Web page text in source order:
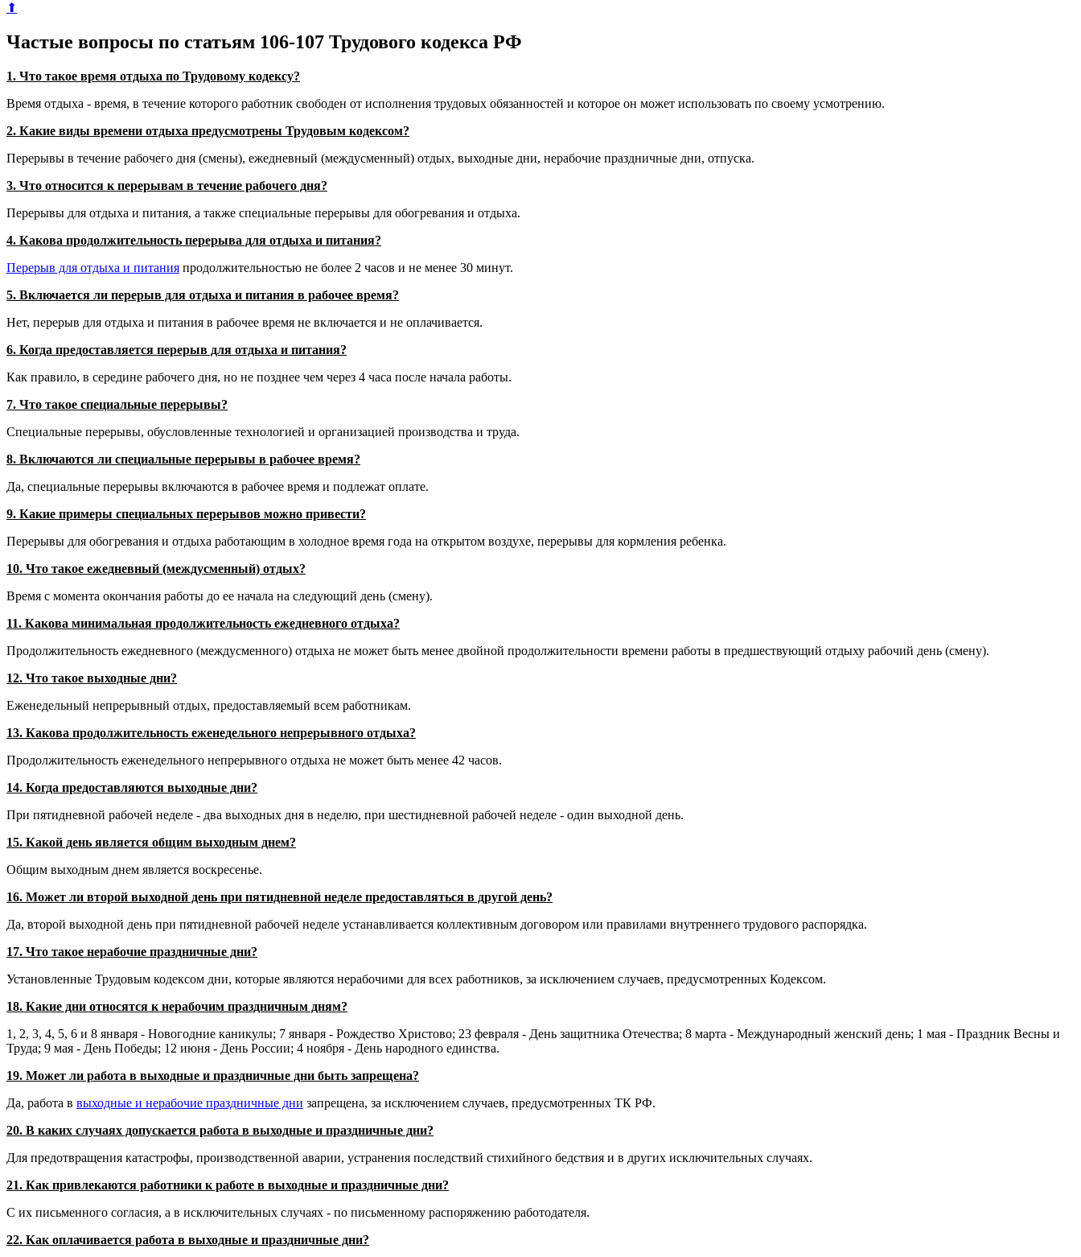
⬆
Частые вопросы по статьям 106-107 Трудового кодекса РФ
1. Что такое время отдыха по Трудовому кодексу?
Время отдыха - время, в течение которого работник свободен от исполнения трудовых обязанностей и которое он может использовать по своему усмотрению.
2. Какие виды времени отдыха предусмотрены Трудовым кодексом?
Перерывы в течение рабочего дня (смены), ежедневный (междусменный) отдых, выходные дни, нерабочие праздничные дни, отпуска.
3. Что относится к перерывам в течение рабочего дня?
Перерывы для отдыха и питания, а также специальные перерывы для обогревания и отдыха.
4. Какова продолжительность перерыва для отдыха и питания?
Перерыв для отдыха и питания продолжительностью не более 2 часов и не менее 30 минут.
5. Включается ли перерыв для отдыха и питания в рабочее время?
Нет, перерыв для отдыха и питания в рабочее время не включается и не оплачивается.
6. Когда предоставляется перерыв для отдыха и питания?
Как правило, в середине рабочего дня, но не позднее чем через 4 часа после начала работы.
7. Что такое специальные перерывы?
Специальные перерывы, обусловленные технологией и организацией производства и труда.
8. Включаются ли специальные перерывы в рабочее время?
Да, специальные перерывы включаются в рабочее время и подлежат оплате.
9. Какие примеры специальных перерывов можно привести?
Перерывы для обогревания и отдыха работающим в холодное время года на открытом воздухе, перерывы для кормления ребенка.
10. Что такое ежедневный (междусменный) отдых?
Время с момента окончания работы до ее начала на следующий день (смену).
11. Какова минимальная продолжительность ежедневного отдыха?
Продолжительность ежедневного (междусменного) отдыха не может быть менее двойной продолжительности времени работы в предшествующий отдыху рабочий день (смену).
12. Что такое выходные дни?
Еженедельный непрерывный отдых, предоставляемый всем работникам.
13. Какова продолжительность еженедельного непрерывного отдыха?
Продолжительность еженедельного непрерывного отдыха не может быть менее 42 часов.
14. Когда предоставляются выходные дни?
При пятидневной рабочей неделе - два выходных дня в неделю, при шестидневной рабочей неделе - один выходной день.
15. Какой день является общим выходным днем?
Общим выходным днем является воскресенье.
16. Может ли второй выходной день при пятидневной неделе предоставляться в другой день?
Да, второй выходной день при пятидневной рабочей неделе устанавливается коллективным договором или правилами внутреннего трудового распорядка.
17. Что такое нерабочие праздничные дни?
Установленные Трудовым кодексом дни, которые являются нерабочими для всех работников, за исключением случаев, предусмотренных Кодексом.
18. Какие дни относятся к нерабочим праздничным дням?
1, 2, 3, 4, 5, 6 и 8 января - Новогодние каникулы; 7 января - Рождество Христово; 23 февраля - День защитника Отечества; 8 марта - Международный женский день; 1 мая - Праздник Весны и
Труда; 9 мая - День Победы; 12 июня - День России; 4 ноября - День народного единства.
19. Может ли работа в выходные и праздничные дни быть запрещена?
Да, работа в выходные и нерабочие праздничные дни запрещена, за исключением случаев, предусмотренных ТК РФ.
20. В каких случаях допускается работа в выходные и праздничные дни?
Для предотвращения катастрофы, производственной аварии, устранения последствий стихийного бедствия и в других исключительных случаях.
21. Как привлекаются работники к работе в выходные и праздничные дни?
С их письменного согласия, а в исключительных случаях - по письменному распоряжению работодателя.
22. Как оплачивается работа в выходные и праздничные дни?